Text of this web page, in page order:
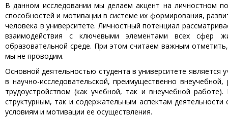
В данном исследовании мы делаем акцент на личностном
способностей и мотивации в системе их формирования,
человека в университете. Личностный потенциал
взаимодействия с ключевыми элементами всех сфер
образовательной среде. При этом считаем важным
мы не проводим.
Основной деятельностью студента в университете
в научно-исследовательской, преимущественно
трудоустройством (как учебной, так и внеучебной
структурным, так и содержательным аспектам
условиям и мотивации ее осуществления.